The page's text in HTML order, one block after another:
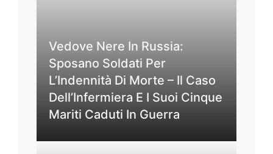
Vedove Nere In Russia:
Sposano Soldati Per
L’Indennità Di Morte – Il Caso
Dell’Infermiera E I Suoi Cinque
Mariti Caduti In Guerra